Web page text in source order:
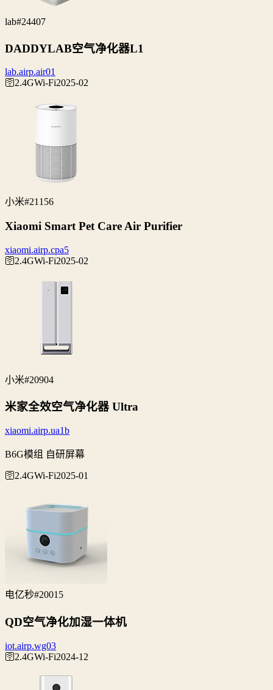
lab#24407
DADDYLAB空气净化器L1
lab.airp.air01
🛜2.4GWi‑Fi2025-02
小米#21156
Xiaomi Smart Pet Care Air Purifier
xiaomi.airp.cpa5
🛜2.4GWi‑Fi2025-02
小米#20904
米家全效空气净化器 Ultra
xiaomi.airp.ua1b
B6G模组 自研屏幕
🛜2.4GWi‑Fi2025-01
电亿秒#20015
QD空气净化加湿一体机
iot.airp.wg03
🛜2.4GWi‑Fi2024-12